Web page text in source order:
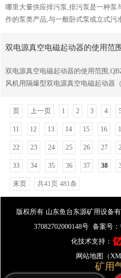
有的中频噪声，了工作现场的噪声环
封密封，利用水气压力使密封圈内涨
有错,...
哪里大量供应排污泵,排污泵是一种泵
作的泵类产品,与一般卧式泵或立式污
动安装,安装及维修相当方便.连续运
般泵要长得多.不存在汽蚀破坏及灌引
人员带来了很大的方便.振动噪声小,电
障,,我公司自成立以来深受广大顾客
诚信做人...
双电源真空电磁起动器的使用范围
双电源真空电磁起动器的使用范围
风机用隔爆型双电源真空电磁起动器
面，额定电压1140V、660V，额定电
中性点不接地的供电系统中，实行双
机、当主机因故障停机时副机能自动
风。该起动器还可以对两台风机分别
靠性故障率小...
页 上一页 1 2 3 4
11 12 13 14 15 16
22 23 24 25 26 27
33 34 35 36 37 38
末页 共41页 481条
版权所有 山东鱼台东源矿用设备
37082702000148号 备案号：
化技术支持：
网站地图（
矿用